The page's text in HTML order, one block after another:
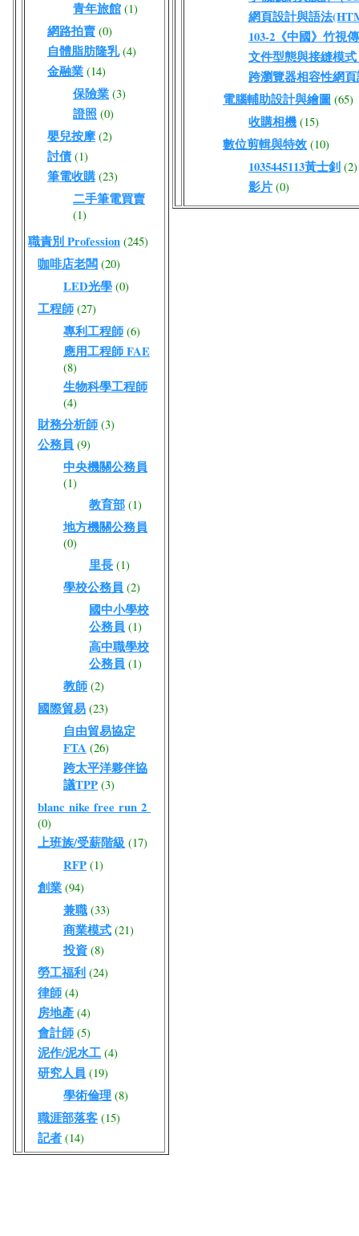
青年旅館 (1)
網路拍賣 (0)
自體脂肪隆乳 (4)
金融業 (14)
保險業 (3)
證照 (0)
嬰兒按摩 (2)
討債 (1)
筆電收購 (23)
二手筆電買賣
(1)
職責別 Profession (245)
咖啡店老闆 (20)
LED光學 (0)
工程師 (27)
專利工程師 (6)
應用工程師 FAE
(8)
生物科學工程師
(4)
財務分析師 (3)
公務員 (9)
中央機關公務員
(1)
教育部 (1)
地方機關公務員
(0)
里長 (1)
學校公務員 (2)
國中小學校
公務員 (1)
高中職學校
公務員 (1)
教師 (2)
國際貿易 (23)
自由貿易協定
FTA (26)
跨太平洋夥伴協
議TPP (3)
blanc nike free run 2
(0)
上班族/受薪階級 (17)
RFP (1)
創業 (94)
兼職 (33)
商業模式 (21)
投資 (8)
勞工福利 (24)
律師 (4)
房地產 (4)
會計師 (5)
泥作/泥水工 (4)
研究人員 (19)
學術倫理 (8)
職涯部落客 (15)
記者 (14)
網頁設計與語法
103-2《中國》竹視
文件型態與接縫模
跨瀏覽器相容性網
電腦輔助設計與繪圖 (65)
收購相機 (15)
數位剪輯與特效 (10)
1035445113黃士釗 (2)
影片 (0)